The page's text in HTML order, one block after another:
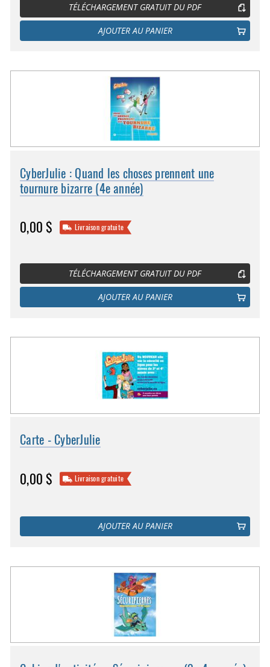
TÉLÉCHARGEMENT GRATUIT DU PDF
AJOUTER AU PANIER
CyberJulie : Quand les choses prennent une
tournure bizarre (4e année)
0,00 $ Livraison gratuite
TÉLÉCHARGEMENT GRATUIT DU PDF
AJOUTER AU PANIER
Carte - CyberJulie
0,00 $ Livraison gratuite
AJOUTER AU PANIER